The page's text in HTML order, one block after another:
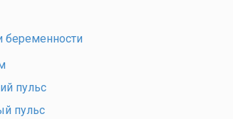
беременности
пульс
пульс